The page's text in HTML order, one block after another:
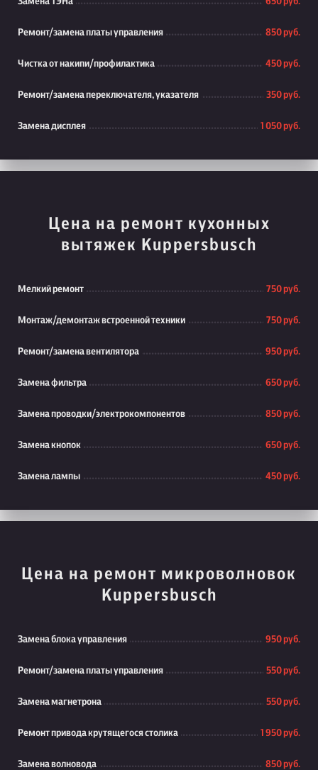
Ремонт/замена платы управления 850 руб.
Чистка от накипи/профилактика 450 руб.
Ремонт/замена переключателя, указателя 350 руб.
Замена дисплея 1 050 руб.
Цена на ремонт кухонных
вытяжек Kuppersbusch
Мелкий ремонт 750 руб.
Монтаж/демонтаж встроенной техники 750 руб.
Ремонт/замена вентилятора 950 руб.
Замена фильтра 650 руб.
Замена проводки/электрокомпонентов 850 руб.
Замена кнопок 650 руб.
Замена лампы 450 руб.
Цена на ремонт микроволновок
Kuppersbusch
Замена блока управления 950 руб.
Ремонт/замена платы управления 550 руб.
Замена магнетрона 550 руб.
Ремонт привода крутящегося столика 1 950 руб.
Замена волновода 850 руб.